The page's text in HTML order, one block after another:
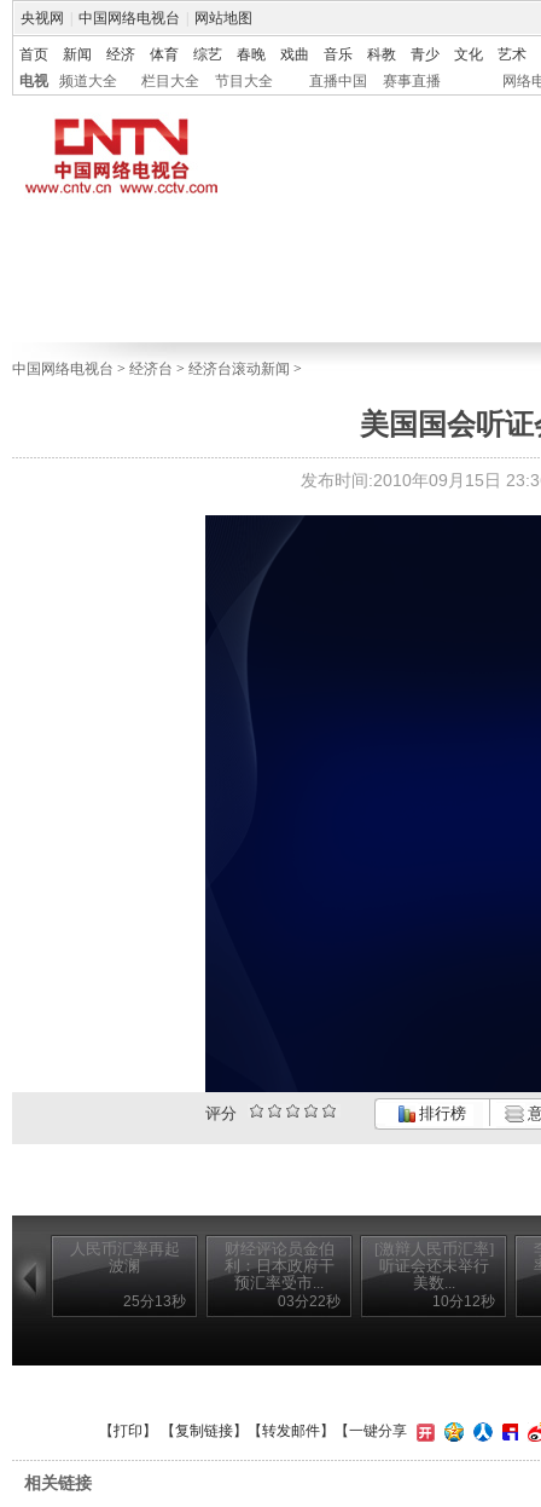
央视网 中国网络电视台 网站地图
首页 新闻 经济 体育 综艺 春晚 戏曲 音乐 科教 青少 文化
艺术
电视
频道大全 栏目大全 节目大全 直播中国 赛事直播 网络
中国网络电视台 > 经济台 > 经济台滚动新闻 >
美国国会听
发布时间:2010年09月15日
评分 排行榜
人民币汇率再起
波澜
25分13秒
财经评论员金伯
利：日本政府干
预汇率受市...
03分22秒
[激辩人民币汇率]
听证会还未举行
美数...
10分12秒
【打印 】 【复制链接】【转发邮件】 【一键分享
相关链接